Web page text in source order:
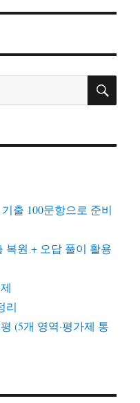
검
출 100문항으로 준비
복원 + 오답 풀이 활용
리
(5개 영역·평가제 통